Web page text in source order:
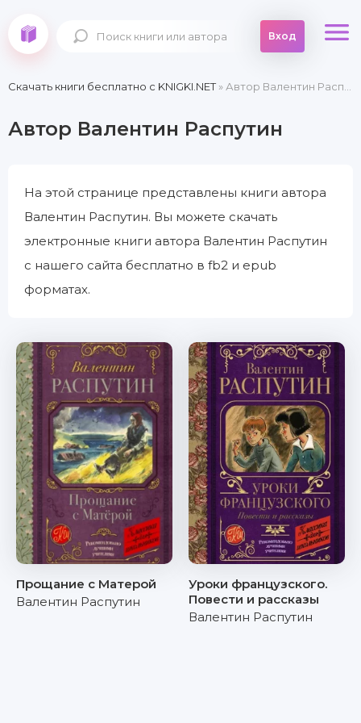
Вход
Скачать книги бесплатно c KNIGKI.NET» Автор Валентин Распутин
Автор Валентин Распутин
На этой странице представлены книги автора
Валентин Распутин. Вы можете скачать
электронные книги автора Валентин Распутин
с нашего сайта бесплатно в fb2 и epub
форматах.
Прощание с Матерой
Валентин Распутин
Уроки французского.
Повести и рассказы
Валентин Распутин